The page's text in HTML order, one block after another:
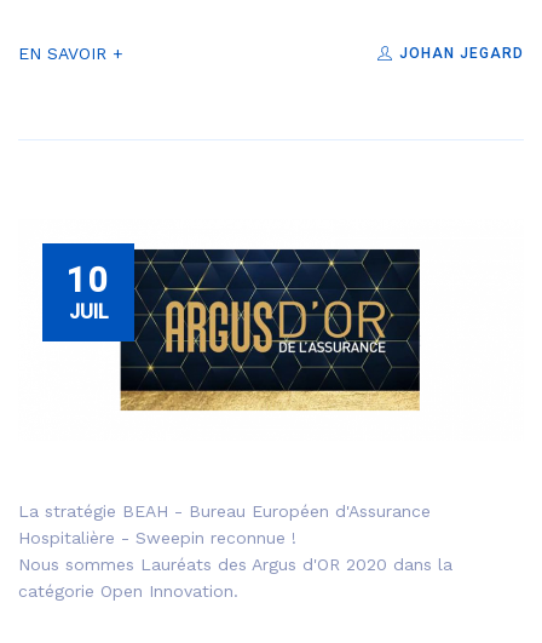
EN SAVOIR + JOHAN JEGARD
10
JUIL
La stratégie BEAH - Bureau Européen d'Assurance
Hospitalière - Sweepin reconnue !
Nous sommes Lauréats des Argus d'OR 2020 dans la
catégorie Open Innovation.